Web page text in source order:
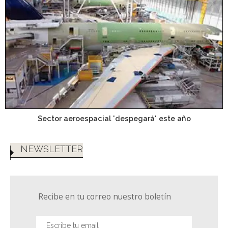
Sector aeroespacial 'despegará' este año
NEWSLETTER
Recibe en tu correo nuestro boletín